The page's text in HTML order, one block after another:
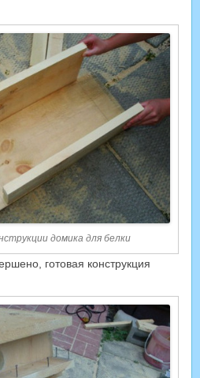
домика для белки
готовая конструкция